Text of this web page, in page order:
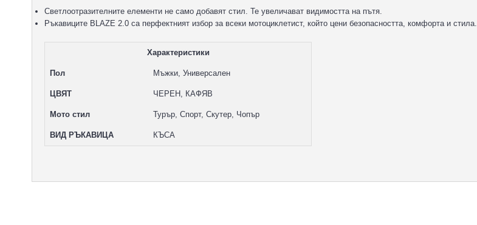
Светлоотразителните елементи не само добавят стил. Те увеличават видимостта на пътя.
Ръкавиците BLAZE 2.0 са перфектният избор за всеки мотоциклетист, който цени безопасността, комфорта и стила.
Характеристики
Пол Мъжки, Универсален
ЦВЯТ ЧЕРЕН, КАФЯВ
Мото стил Турър, Спорт, Скутер, Чопър
ВИД РЪКАВИЦА КЪСА